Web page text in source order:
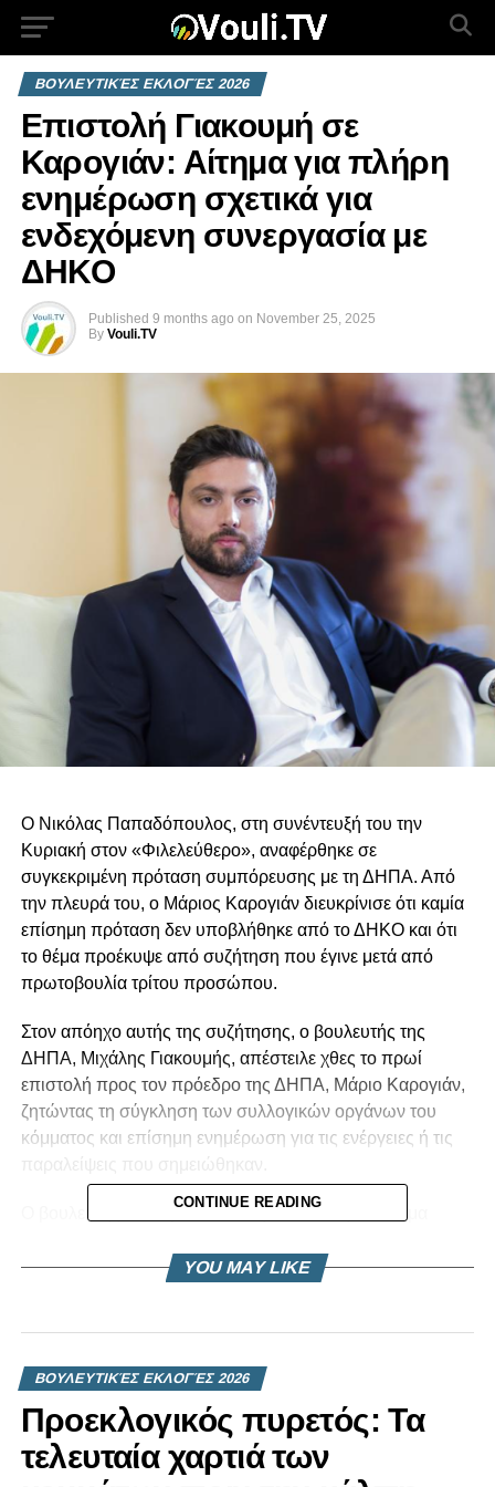
ΒΟΥΛΕΥΤΙΚΈΣ ΕΚΛΟΓΈΣ 2026
Επιστολή Γιακουμή σε
Καρογιάν: Αίτημα για πλήρη
ενημέρωση σχετικά για
ενδεχόμενη συνεργασία με
ΔΗΚΟ
Published 9 months ago on November 25, 2025
By Vouli.TV
Ο Νικόλας Παπαδόπουλος, στη συνέντευξή του την
Κυριακή στον «Φιλελεύθερο», αναφέρθηκε σε
συγκεκριμένη πρόταση συμπόρευσης με τη ΔΗΠΑ. Από
την πλευρά του, ο Μάριος Καρογιάν διευκρίνισε ότι καμία
επίσημη πρόταση δεν υποβλήθηκε από το ΔΗΚΟ και ότι
το θέμα προέκυψε από συζήτηση που έγινε μετά από
πρωτοβουλία τρίτου προσώπου.
Στον απόηχο αυτής της συζήτησης, ο βουλευτής της
ΔΗΠΑ, Μιχάλης Γιακουμής, απέστειλε χθες το πρωί
επιστολή προς τον πρόεδρο της ΔΗΠΑ, Μάριο Καρογιάν,
ζητώντας τη σύγκληση των συλλογικών οργάνων του
κόμματος και επίσημη ενημέρωση για τις ενέργειες ή τις
Ο βουλευτής θέτει, μέσα από την επιστολή του, θέμα
τη στρατηγική του κόμματος ενόψει των εκλογών ή
Παπαδόπουλου, όσο και με τις δικές σας απαντήσεις,
επιστολή, που αποκαλύπτει σήμερα ο «Φ».
«Ως βουλευτής της ΔΗΠΑ και μέλος των θεσμικών
CONTINUE READING
YOU MAY LIKE
ΒΟΥΛΕΥΤΙΚΈΣ ΕΚΛΟΓΈΣ 2026
Προεκλογικός πυρετός: Τα
τελευταία χαρτιά των